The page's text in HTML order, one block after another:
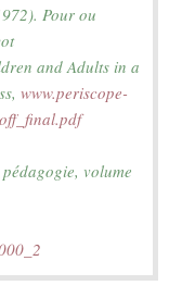
Pour ou
and Adults in a
www.periscope-
volume